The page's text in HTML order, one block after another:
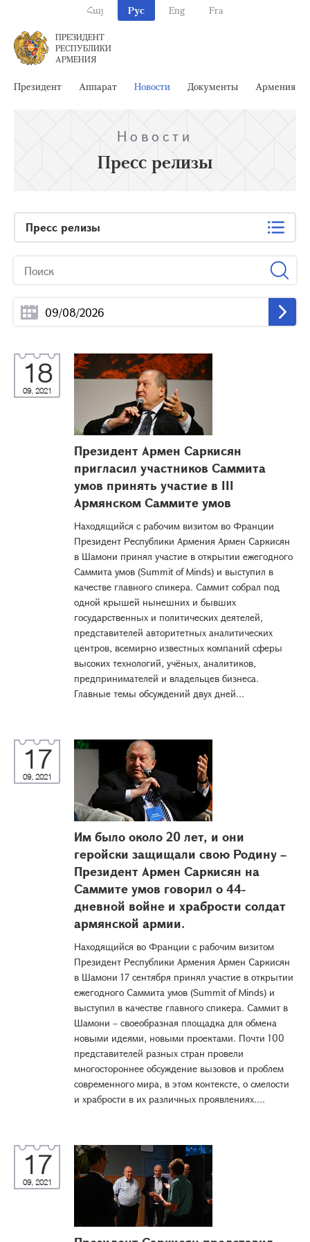
Հայ Рус Eng Fra
ПРЕЗИДЕНТ
РЕСПУБЛИКИ
АРМЕНИЯ
Президент Аппарат Новости Документы Армения
Новости
Пресс релизы
Пресс релизы
18
09, 2021
Президент Армен Саркисян
пригласил участников Саммита
умов принять участие в III
Армянском Саммите умов
Находящийся с рабочим визитом во Франции
Президент Республики Армения Армен Саркисян
в Шамони принял участие в открытии ежегодного
Саммита умов (Summit of Minds) и выступил в
качестве главного спикера. Саммит собрал под
одной крышей нынешних и бывших
государственных и политических деятелей,
представителей авторитетных аналитических
центров, всемирно известных компаний сферы
высоких технологий, учёных, аналитиков,
предпринимателей и владельцев бизнеса.
Главные темы обсуждений двух дней...
17
09, 2021
Им было около 20 лет, и они
геройски защищали свою Родину –
Президент Армен Саркисян на
Саммите умов говорил о 44-
дневной войне и храбрости солдат
армянской армии.
Находящийся во Франции с рабочим визитом
Президент Республики Армения Армен Саркисян
в Шамони 17 сентября принял участие в открытии
ежегодного Саммита умов (Summit of Minds) и
выступил в качестве главного спикера. Саммит в
Шамони – своеобразная площадка для обмена
новыми идеями, новыми проектами. Почти 100
представителей разных стран провели
многостороннее обсуждение вызовов и проблем
современного мира, в этом контексте, о смелости
и храбрости в их различных проявлениях....
17
09, 2021